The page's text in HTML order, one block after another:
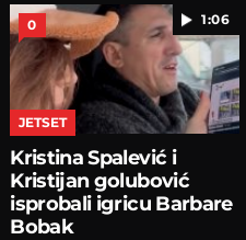
1:06
0
JETSET
Kristina Spalević i
Kristijan golubović
isprobali igricu Barbare
Bobak